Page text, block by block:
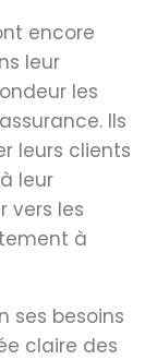
encore
leur
les
Ils
leurs clients
leur
vers les
à
ses besoins
claire des